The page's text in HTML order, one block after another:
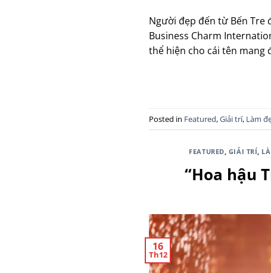
Người đẹp đến từ Bến Tre
Business Charm
thể hiện cho cái tên mang
Posted in Featured,Giải trí, Làm
FEATURED, GIẢI TRÍ,
“Hoa hậu
16
Th12